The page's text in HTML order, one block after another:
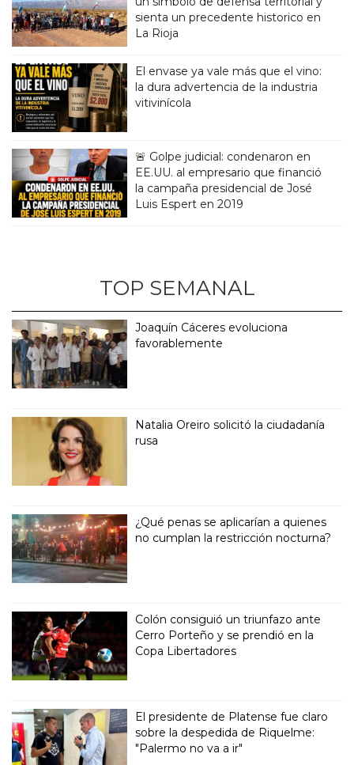
sienta un precedente historico en
La Rioja
El envase ya vale más que el vino:
la dura advertencia de la industria
vitivinícola
🚨 Golpe judicial: condenaron en
EE.UU. al empresario que financió
la campaña presidencial de José
Luis Espert en 2019
TOP SEMANAL
Joaquín Cáceres evoluciona
favorablemente
Natalia Oreiro solicitó la ciudadanía
rusa
¿Qué penas se aplicarían a quienes
no cumplan la restricción nocturna?
Colón consiguió un triunfazo ante
Cerro Porteño y se prendió en la
Copa Libertadores
El presidente de Platense fue claro
sobre la despedida de Riquelme:
"Palermo no va a ir"